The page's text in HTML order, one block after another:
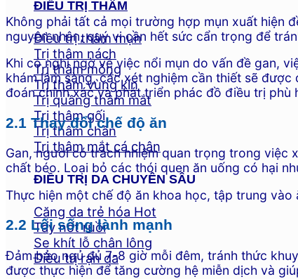
ĐIỀU TRỊ THÂM
Điều trị thâm mụn
Trị thâm nách
Trị thâm mông
Trị thâm vùng kín
Trị quầng thâm mắt
Trị thâm gối
Trị thâm chân
Trị thâm mắt cá chân
ĐIỀU TRỊ DA CHUYÊN SÂU
Căng da trẻ hóa
Tẩy nốt ruồi
Se khít lỗ chân lông
Điều trị rạn da
Không phải tất cả mọi trường hợp mụn xuất hiện
nguyên nhân, quý vị cần hết sức cẩn trọng để
Khi có nghi ngờ về việc nổi mụn do vấn đề gan,
khám lâm sàng, các xét nghiệm cần thiết sẽ
đoán chính xác và phát triển phác đồ điều trị
2.1 Thay đổi chế độ ăn
Gan, người có trách nhiệm quan trọng trong việc
chất béo. Loại bỏ các thói quen ăn uống có hại
Thực hiện một chế độ ăn khoa học, tập trung
2.2 Lối sống lành mạnh
Đảm bảo ngủ đủ 7-8 giờ mỗi đêm, tránh thức
được thực hiện để tăng cường hệ miễn dịch và